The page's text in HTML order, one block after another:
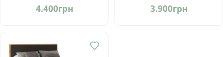
Україна
4.400грн
Україна
3.900грн